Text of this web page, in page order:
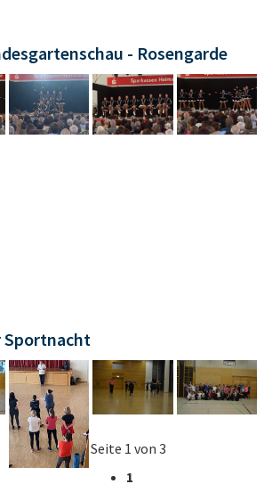
- Rosengarde
Sportnacht
Seite 1 von 3
1